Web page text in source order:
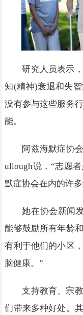
研究人员表示
知(精神)衰退和失
没有参与这些服务
能。
阿兹海默症协
ullough说，“志愿
默症协会在内的许
她在协会新闻
能够鼓励所有年龄
有利于他们的小区
脑健康。”
支持教育、宗
们带来多种好处。